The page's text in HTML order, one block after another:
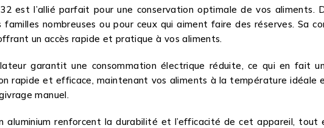
est l’allié parfait pour une conservation optimale de vos
familles nombreuses ou pour ceux qui aiment faire des réserves. Sa
un accès rapide et pratique à vos aliments.
garantit une consommation électrique réduite, ce qui en fait
rapide et efficace, maintenant vos aliments à la température idéale
manuel.
aluminium renforcent la durabilité et l’efficacité de cet appareil,